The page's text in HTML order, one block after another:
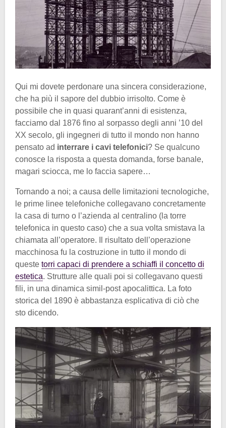
Qui mi dovete perdonare una sincera considerazione,
che ha più il sapore del dubbio irrisolto. Come è
possibile che in quasi quarant’anni di esistenza,
facciamo dal 1876 fino al sorpasso degli anni ’10 del
XX secolo, gli ingegneri di tutto il mondo non hanno
pensato ad interrare i cavi telefonici? Se qualcuno
conosce la risposta a questa domanda, forse banale,
magari sciocca, me lo faccia sapere…
Tornando a noi; a causa delle limitazioni tecnologiche,
le prime linee telefoniche collegavano concretamente
la casa di turno o l’azienda al centralino (la torre
telefonica in questo caso) che a sua volta smistava la
chiamata all’operatore. Il risultato dell’operazione
macchinosa fu la costruzione in tutto il mondo di
queste torri capaci di prendere a schiaffi il concetto di
estetica. Strutture alle quali poi si collegavano questi
fili, in una dinamica simil-post apocalittica. La foto
storica del 1890 è abbastanza esplicativa di ciò che
sto dicendo.